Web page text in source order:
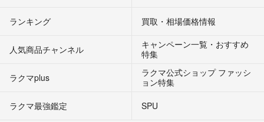
ランキング 買取・相場価格情報
人気商品チャンネル
キャンペーン一覧・おすすめ
特集
ラクマplus
ラクマ公式ショップ ファッシ
ョン特集
ラクマ最強鑑定
SPU